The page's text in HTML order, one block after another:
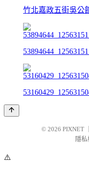
竹北嘉政五街吳公
© 2026 PIXNET
隱
⚠️